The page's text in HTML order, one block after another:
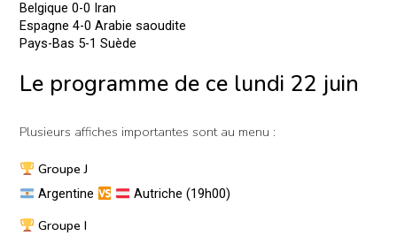
Belgique 0-0 Iran
Espagne 4-0 Arabie saoudite
Pays-Bas 5-1 Suède
Le programme de ce lundi 22 juin
Plusieurs affiches importantes sont au menu :
Groupe J
Argentine Autriche (19h00)
Groupe I